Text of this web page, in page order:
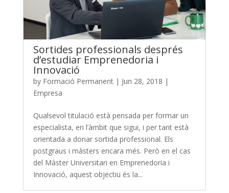
Sortides professionals després
d’estudiar Emprenedoria i
Innovació
by Formació Permanent| Jun 28, 2018 |
Empresa
Qualsevol titulació està pensada per formar un
especialista, en l’àmbit que sigui, i per tant està
orientada a donar sortida professional. Els
postgraus i màsters encara més. Però en el cas
del Màster Universitari en Emprenedoria i
Innovació, aquest objectiu és la...